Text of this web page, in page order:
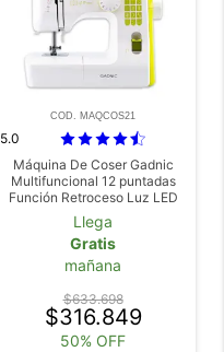
COD. MAQCOS21
5.0
Máquina De Coser Gadnic
Multifuncional 12 puntadas
Función Retroceso Luz LED
Brazo Libre Velocidad
Ajustable 71W
Llega
Gratis
mañana
$633.698
$316.849
50% OFF